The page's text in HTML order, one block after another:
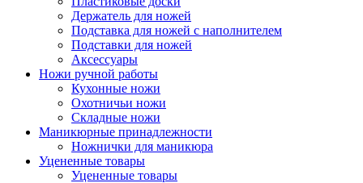
Держатель для ножей
Подставка для ножей с наполнителем
Подставки для ножей
Аксессуары
Ножи ручной работы
Кухонные ножи
Охотничьи ножи
Складные ножи
Маникюрные принадлежности
Ножнички для маникюра
Уцененные товары
Уцененные товары